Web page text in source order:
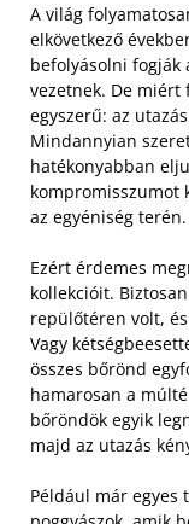
A világ
elkövetkező
befolyásolni
vezetnek. De miért
egyszerű: az
Mindannyian
hatékonyabban
kompromisszumot
az egyéniség terén.
Ezért érdemes
kollekcióit.
repülőtéren volt,
Vagy
összes bőrönd
hamarosan a
bőröndök egyik
majd az utazás
Például már egyes